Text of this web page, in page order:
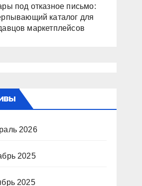
под отказное письмо:
каталог для
маркетплейсов
2026
2025
2025